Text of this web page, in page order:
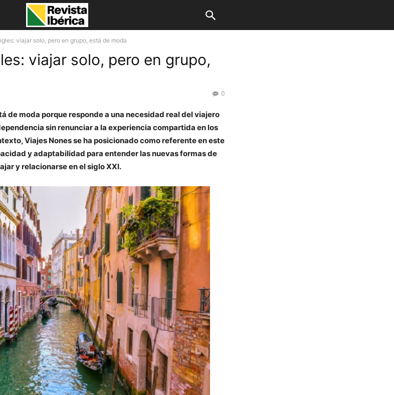
viajar solo, pero en grupo, está de moda
viajar solo, pero en grupo,
0
de moda porque responde a una necesidad real del viajero
sin renunciar a la experiencia compartida en los
Viajes Nones se ha posicionado como referente en este
y adaptabilidad para entender las nuevas formas de
y relacionarse en el siglo XXI.